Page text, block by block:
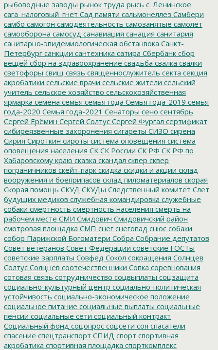
рыбоводные заводы рынок труда рысь с. Ленинское
сага_налоговый_гнет Сад памяти сальмонеллез Самбери
самбо самогон самодеятельность самозанятые самолет
самооборона самосуд санавиация санация санитария
санитарно-эпидемиологическая обстанвока Санкт-
Петербург санкции сантехника сатира Сбербанк сбор
вещей сбор на здравоохранение свадьба свалка свалки
светофоры свищ связь священнослужитель секта секция
акробатики сельские врачи сельские жители сельский
учитель сельское хозяйство сельскохозяйственная
ярмарка семена семья семья года Семья года-2019 семья
года-2020 Семья года-2021 Сенаторы сено сентябрь
Сергей Ерёмин Сергей Солтус Сергей Фургал сертификат
сибиреязвенные захоронения сигареты СИЗО сирена
Сирия Сироткин сироты система оповещения система
оповещения населения СК СК России СК РФ СК РФ по
Хабаровскому краю сказка скандал сквер сквер
пограничников скейт-парк скидка скидки и акции склад
вооружения и боеприпасов склад пиломатериалов скорая
Скорая помощь СКУД СКУДы Следственный комитет Слет
будущих медиков служебная командировка служебные
собаки смертность смертность населения смерть на
рабочем месте СМИ Смидович Смидовичский район
смотровая площадка СМП снег снегопад снюс собаки
собор Парижской Богоматери Собра Собрание депутатов
Совет ветеранов Совет Федерации советские ГОСТы
советские зарплаты Совфед Сокол сокращения Солнцев
Солтус Солцнев соотечественники Сопка соревнования
сотовая связь сотрудничество соцвыплаты соцзащита
социально-культурный центр социально-политическая
устойчивость социально-экономическое положение
социальное питание социальные выплаты социальные
пенсии социальные сети социальный контракт
Социальный фонд соцопрос соцсети соя спасатели
спасение спецтранспорт СПИД спорт спортивная
акробатика спортивная площадка спорткомплекс